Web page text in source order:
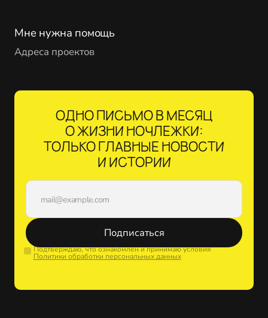
Мне нужна помощь
Адреса проектов
ОДНО ПИСЬМО В МЕСЯЦ
О ЖИЗНИ НОЧЛЕЖКИ:
ТОЛЬКО ГЛАВНЫЕ НОВОСТИ
И ИСТОРИИ
Подписаться
Подтверждаю, что ознакомлен и принимаю условия
Политики обработки персональных данных